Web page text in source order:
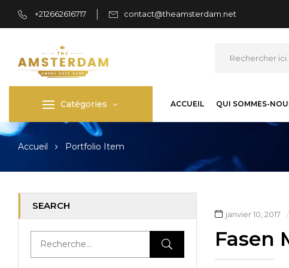
+212662616717 contact@theamsterdam.net
Catégories ACCUEIL QUI SOMMES-
Accueil Portfolio Item
SEARCH
janvier 10, 2017
Fasen